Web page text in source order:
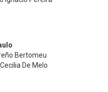
Bertomeu
De Melo